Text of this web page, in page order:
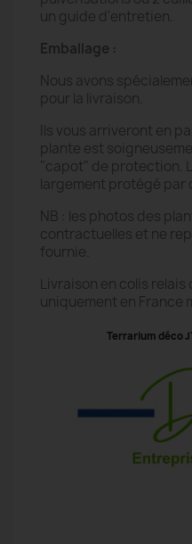
un guide d'entretien.
Emballage :
Nous avons
pour la livraison.
Ils vous arriveront en
plante est
"capot" de protection.
largement protégé par
NB : les photos des
contractuelles et ne
fournie.
Livraison en colis relais
uniquement en France
Terrarium déco